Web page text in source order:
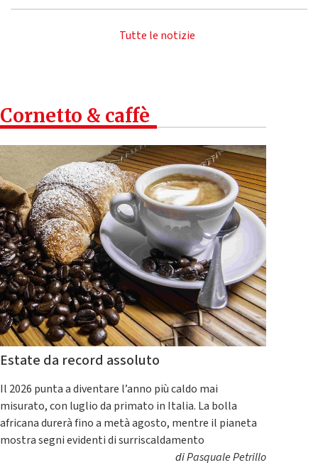
Tutte le notizie
Cornetto & caffè
Estate da record assoluto
Il 2026 punta a diventare l’anno più caldo mai
misurato, con luglio da primato in Italia. La bolla
africana durerà fino a metà agosto, mentre il pianeta
mostra segni evidenti di surriscaldamento
diPasquale Petrillo